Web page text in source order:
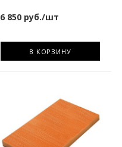
6 850руб./шт
В КОРЗИНУ